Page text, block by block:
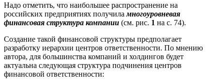
Надо отметить, что наибольшее распространение на
российских предприятиях получиламногоуровневая
финансовая структура компании (см. рис. 1 на с. 74).
Создание такой финансовой структуры предполагает
разработку иерархии центров ответственности. По мнению
автора, для большинства компаний и холдингов будет
актуальна следующая структура подчинения центров
финансовой ответственности: